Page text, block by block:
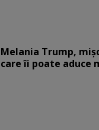
Melania Trump,
care îi poate aduce